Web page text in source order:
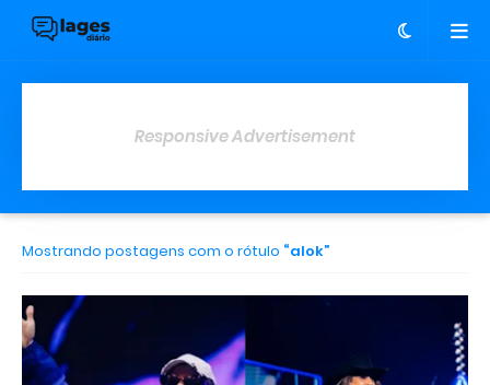
Responsive Advertisement
Mostrando postagens com o rótulo alok